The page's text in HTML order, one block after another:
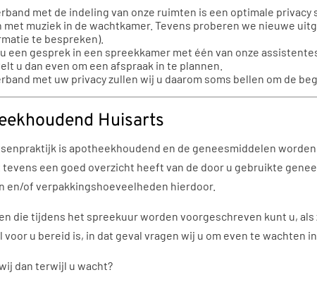
met de indeling van onze ruimten is een optimale
met muziek in de wachtkamer. Tevens proberen we nieuwe
te bespreken).
een gesprek in een spreekkamer met één van onze
u dan even om een afspraak in te plannen.
met uw privacy zullen wij u daarom soms bellen om de
Huisarts
is apotheekhoudend en de geneesmiddelen
een goed overzicht heeft van de door u gebruikte
en/of verpakkingshoeveelheden hierdoor.
die tijdens het spreekuur worden voorgeschreven kunt u,
voor u bereid is, in dat geval vragen wij u om even te wachten
dan terwijl u wacht?